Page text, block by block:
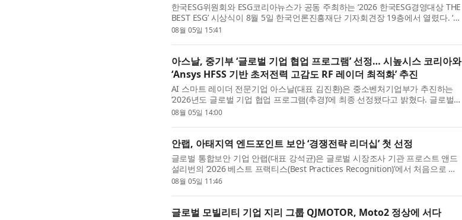
한국ESG위원회와 ESG코리아뉴스가 공동 주최하는 ‘2026 한국ESG경영대상 THE
BEST ESG’ 시상식이 8월 5일 한국언론진흥재단 기자회견장 19층에서 열렸다. ‘한
국ESG경영대상 THE BEST ESG’는 ESG(환경·사회·지배구조)경영을 실천하는 기업
08월 05일 15:41
아스날, 중기부 ‘글로벌 기업 협업 프로그램’ 선정… 시높시스 코리아와
‘Ansys HFSS 기반 초저전력 고감도 RF 레이더 최적화’ 추진
AI 스마트 레이더 전문기업 아스날(대표 김진환)은 중소벤처기업부가 추진하는
‘2026년도 글로벌 기업 협업 프로그램(추경)’에 최종 선정됐다고 밝혔다. 글로벌
기업 협업 프로그램은 국내 유망 스타트업이 세계적인 기술 기업과 협력해 혁신
08월 05일 14:00
안랩, 아태지역 엔드포인트 보안 ‘경쟁전략 리더십’ 첫 선정
글로벌 통합보안 기업 안랩(대표 강석균)은 글로벌 시장조사 기관 프로스트 앤드
설리번의 ‘2026 베스트 프랙티스(Best Practices Recognition)’에서 처음으로 아
시아·태평양 엔드포인트 보안 부문 ‘경쟁전략 리더십(Competitive Strategy
08월 05일 11:46
글로벌 모빌리티 기업 지리 그룹 QJMOTOR, Moto2 정상에 서다